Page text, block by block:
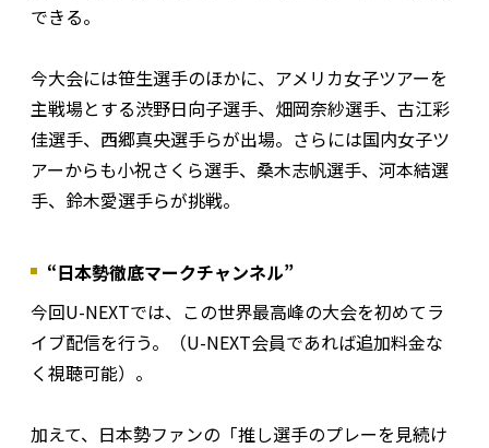
できる。
今大会には笹生選手のほかに、アメリカ女子ツアーを
主戦場とする渋野日向子選手、畑岡奈紗選手、古江彩
佳選手、西郷真央選手らが出場。さらには国内女子ツ
アーからも小祝さくら選手、桑木志帆選手、河本結選
手、鈴木愛選手らが挑戦。
“日本勢徹底マークチャンネル”
今回U-NEXTでは、この世界最高峰の大会を初めてラ
イブ配信を行う。（U-NEXT会員であれば追加料金な
く視聴可能）。
加えて、日本勢ファンの「推し選手のプレーを見続け